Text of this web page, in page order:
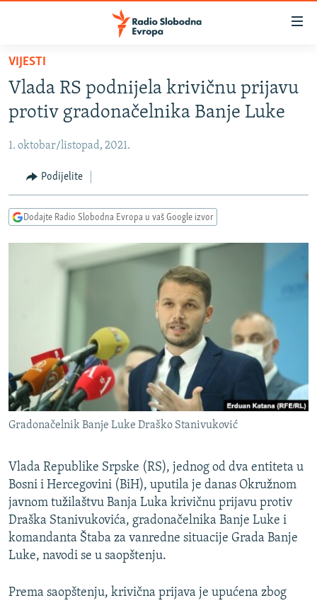
Pređite
glavni
sadržaj
Pređite
na
navigaciju
Pređite
na
VIJESTI
BOSNA I HERCEGOVINA
SRBIJA
KOSOVO
CRNA GORA
VIDEO
FOTOGALERIJE
PODCASTI
RAT U UKRAJINI
DNEVNO@RSE
SPECIJALI RSE
VIŠE OD NASLOVA
GENOCID U SREBRENICI
POPLAVE I KLIZIŠTA U BIH 2024.
TV LIBERTY
POST SCRIPTUM
MOJA EVROPA
TRI DECENIJE OD RATA U BIH
SVE KARTE DEJTONA
PRATITE NAS
Sve RFE/RL stranice
VIJESTI
Vlada RS podnijela krivičnu prijavu
protiv gradonačelnika Banje Luke
1. oktobar/listopad, 2021.
Podijelite
Dodajte Radio Slobodna Evropa u vaš Google izvor
Gradonačelnik Banje Luke Draško Stanivuković
Vlada Republike Srpske (RS), jednog od dva entiteta u
Bosni i Hercegovini (BiH), uputila je danas Okružnom
javnom tužilaštvu Banja Luka krivičnu prijavu protiv
Draška Stanivukovića, gradonačelnika Banje Luke i
komandanta Štaba za vanredne situacije Grada Banje
Luke, navodi se u saopštenju.
Prema saopštenju, krivična prijava je upućena zbog